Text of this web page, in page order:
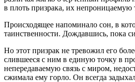
в плоть призрака, их
Происходящее напоминало сон, в
таинственности. Дождавшись, пока
Но этот призрак не тревожил его
слившееся с ним в единую точку в
непередаваемую связь с миром,
сжимала ему горло. Он всегда